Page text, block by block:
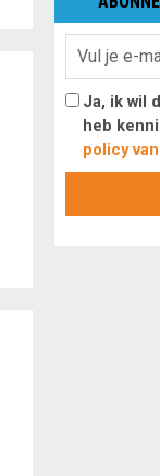
Ja, ik wil
heb
policy